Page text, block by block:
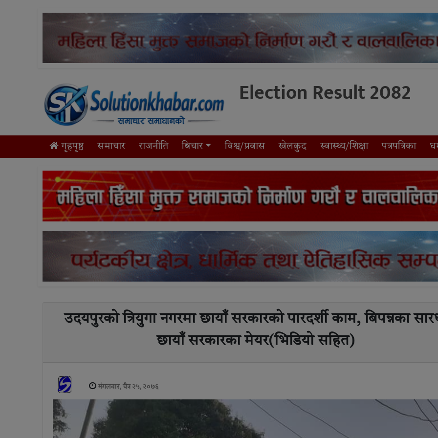
Election Result 2082
गृहपृष्ठ समाचार राजनीति बिचार विश्व/प्रवास खेलकुद स्वास्थ्य/शिक्षा पत्रपत्रिका
उदयपुरको त्रियुगा नगरमा छायाँ सरकारको पारदर्शी काम, बिपन्नका
छायाँ सरकारका मेयर(भिडियो सहित)
मंगलबार, चैत्र २५, २०७६